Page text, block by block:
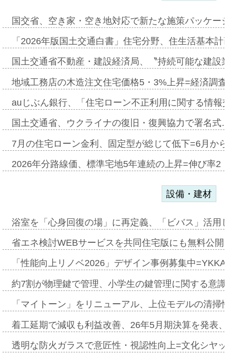
国交省、空き家・空き地対応で新たな施策パッケ
「2026年版国土交通白書」住宅分野、住生活基本
国土交通省不動産・建設経済局、〝持続可能な建
地域工務店の木造注文住宅価格5・3%上昇=経済調
auじぶん銀行、「住宅ローン不正利用に関する情
国土交通省、ウクライナの復旧・復興協力で署名
7月の住宅ローン金利、固定型が総じて低下=6月か
2026年分路線価、標準宅地5年連続の上昇=伸び率
設備・建材
浴室を「心身回復の場」に再定義、「ビバス」活
省エネ検討WEBサービスを共同住宅版にも無料公
「性能向上リノベ2026」デザイン事例募集中
約7割が物理鍵で管理、小学生の鍵管理に関する意
「マイトーン」をリニューアル、上位モデルの清
着工延期で減収も利益改善、26年5月期決算を発表
透明な防火ガラスで意匠性・視認性向上=文化シヤ